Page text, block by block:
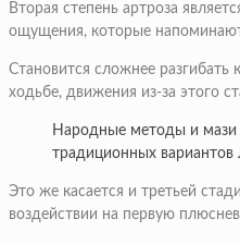
Вторая степень артроза
ощущения, которые
Становится сложнее разгибать
ходьбе, движения из-за этого
Народные методы и мази
традиционных
Это же касается и третьей
воздействии на первую